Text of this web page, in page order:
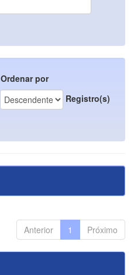
Ordenar por
Registro(s)
Anterior 1 Próximo